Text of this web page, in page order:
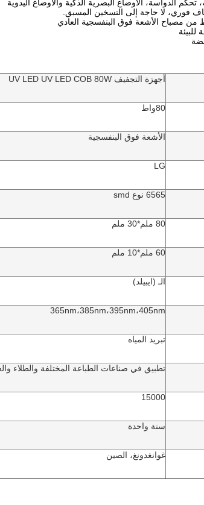
أجهزة التجفيف UV LED UV LED COB 80W
80واط
الأشعة فوق البنفسجية
LG
6565 نوع smd
80 ملم*30 ملم
60 ملم*10 ملم
الـ (ايبيلد)
365nm،385nm،395nm،405nm
تبريد المياه
تطبيق في صناعات الطباعة المختلفة والطلاء
15000
سنة واحدة
غوانغدونغ، الصين